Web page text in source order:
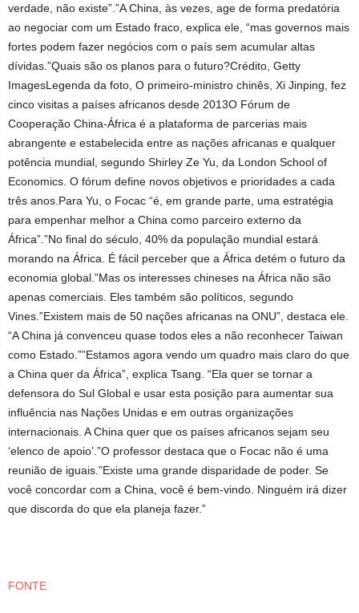
verdade, não existe”.”A China, às vezes, age de forma predatória
ao negociar com um Estado fraco, explica ele, “mas governos mais
fortes podem fazer negócios com o país sem acumular altas
dívidas.”Quais são os planos para o futuro?Crédito, Getty
ImagesLegenda da foto, O primeiro-ministro chinês, Xi Jinping, fez
cinco visitas a países africanos desde 2013O Fórum de
Cooperação China-África é a plataforma de parcerias mais
abrangente e estabelecida entre as nações africanas e qualquer
potência mundial, segundo Shirley Ze Yu, da London School of
Economics. O fórum define novos objetivos e prioridades a cada
três anos.Para Yu, o Focac “é, em grande parte, uma estratégia
para empenhar melhor a China como parceiro externo da
África”.”No final do século, 40% da população mundial estará
morando na África. É fácil perceber que a África detém o futuro da
economia global.”Mas os interesses chineses na África não são
apenas comerciais. Eles também são políticos, segundo
Vines.”Existem mais de 50 nações africanas na ONU”, destaca ele.
“A China já convenceu quase todos eles a não reconhecer Taiwan
como Estado.””Estamos agora vendo um quadro mais claro do que
a China quer da África”, explica Tsang. “Ela quer se tornar a
defensora do Sul Global e usar esta posição para aumentar sua
influência nas Nações Unidas e em outras organizações
internacionais. A China quer que os países africanos sejam seu
‘elenco de apoio’.”O professor destaca que o Focac não é uma
reunião de iguais.”Existe uma grande disparidade de poder. Se
você concordar com a China, você é bem-vindo. Ninguém irá dizer
que discorda do que ela planeja fazer.”
FONTE